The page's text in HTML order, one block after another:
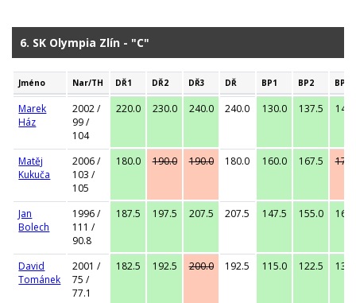
6. SK Olympia Zlín - "C"
Jméno Nar/TH DŘ1 DŘ2 DŘ3 DŘ BP1 BP2 BP3
Marek
Ház
2002 /
99 /
104
220.0 230.0 240.0 240.0 130.0 137.5
Matěj
Kukuča
2006 /
103 /
105
180.0 190.0 190.0 180.0 160.0 167.5
Jan
Bolech
1996 /
111 /
90.8
187.5 197.5 207.5 207.5 147.5 155.0
David
Tománek
2001 /
75 /
77.1
182.5 192.5 200.0 192.5 115.0 122.5